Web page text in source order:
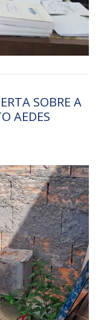
SOBRE A
AEDES